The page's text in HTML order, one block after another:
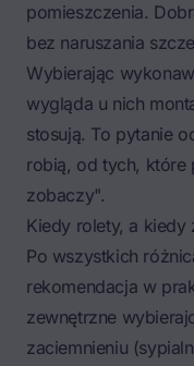
pomieszczenia.
bez naruszania
Wybierając
wygląda u nich
stosują. To pytanie
robią, od tych, które
zobaczy".
Kiedy rolety, a
Po wszystkich
rekomendacja w
zewnętrzne
zaciemnieniu